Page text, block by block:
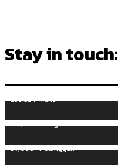
Stay in touch:
255,324 Fans
128,657 Pengikut
97,058 Pelanggan